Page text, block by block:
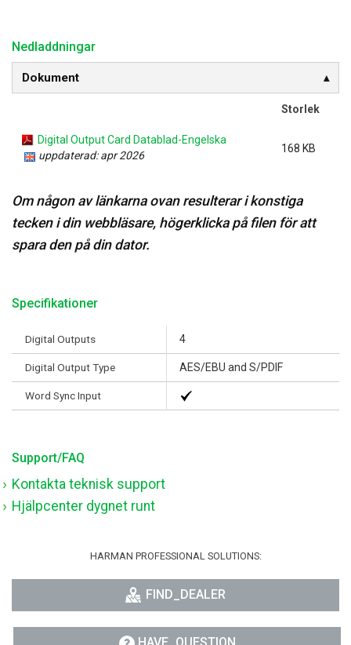
Nedladdningar
Dokument
Storlek
Digital Output Card Datablad-Engelska
uppdaterad: apr 2026
168 KB
Om någon av länkarna ovan resulterar i konstiga
tecken i din webbläsare, högerklicka på filen för att
spara den på din dator.
Specifikationer
Digital Outputs 4
Digital Output Type AES/EBU and S/PDIF
Word Sync Input
Support/FAQ
Kontakta teknisk support
Hjälpcenter dygnet runt
HARMAN PROFESSIONAL SOLUTIONS:
FIND_DEALER